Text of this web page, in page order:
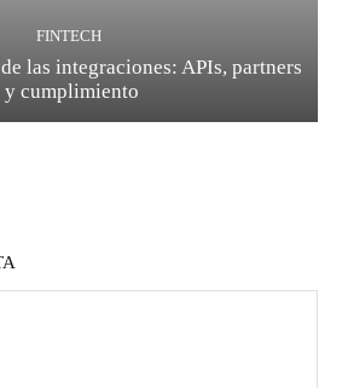
FINTECH
las integraciones: APIs, partners
y cumplimiento